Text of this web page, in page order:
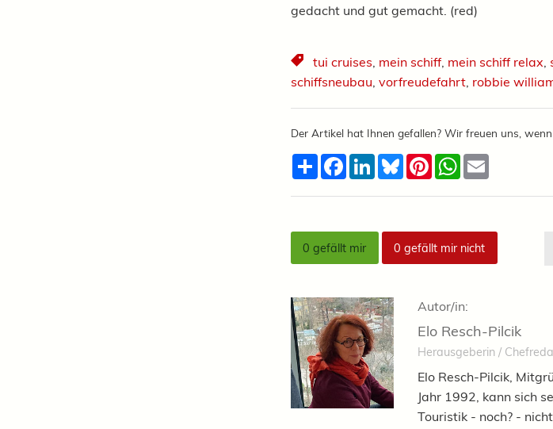
gedacht und gut gemacht. (red)
tui cruises, mein schiff, mein schiff relax,
schiffsneubau, vorfreudefahrt, robbie
Der Artikel hat Ihnen gefallen? Wir freuen uns,
TeilenFacebook
LinkedInBlueskyPinterestWhatsApp
0 gefällt mir 0 gefällt mir nicht
Autor/in:
Elo Resch-Pilcik
Herausgeberin /
Elo Resch-Pilcik,
Jahr 1992, kann sich
Touristik - noch? -